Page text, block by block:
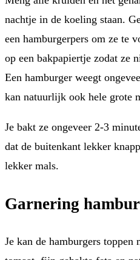
nachtje in de koeling staan.
een hamburgerpers om ze te
op een bakpapiertje zodat ze
Een hamburger weegt
kan natuurlijk ook hele grote
Je bakt ze ongeveer 2-3
dat de buitenkant lekker
lekker mals.
Garnering
Je kan de hamburgers toppen